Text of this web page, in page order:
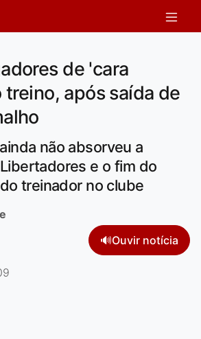
de 'cara
após saída de
não absorveu a
e o fim do
treinador no clube
🔊Ouvir notícia